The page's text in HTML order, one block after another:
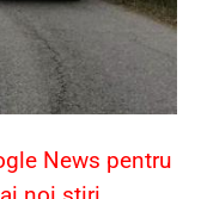
News pentru